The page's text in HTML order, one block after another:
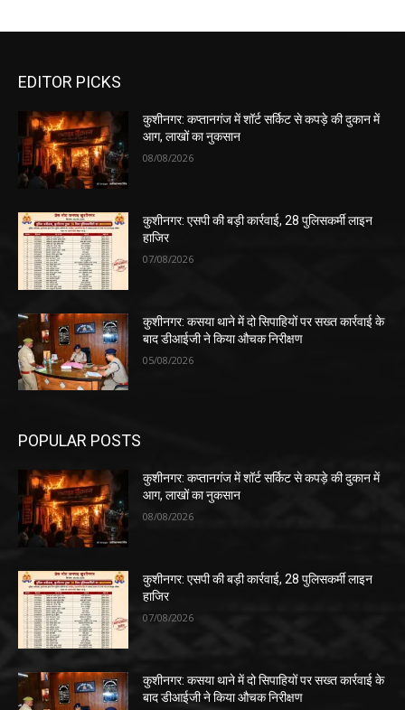
EDITOR PICKS
कुशीनगर: कप्तानगंज में शॉर्ट सर्किट से कपड़े की दुकान में
आग, लाखों का नुकसान
08/08/2026
कुशीनगर: एसपी की बड़ी कार्रवाई, 28 पुलिसकर्मी लाइन
हाजिर
07/08/2026
कुशीनगर: कसया थाने में दो सिपाहियों पर सख्त कार्रवाई के
बाद डीआईजी ने किया औचक निरीक्षण
05/08/2026
POPULAR POSTS
कुशीनगर: कप्तानगंज में शॉर्ट सर्किट से कपड़े की दुकान में
आग, लाखों का नुकसान
08/08/2026
कुशीनगर: एसपी की बड़ी कार्रवाई, 28 पुलिसकर्मी लाइन
हाजिर
07/08/2026
कुशीनगर: कसया थाने में दो सिपाहियों पर सख्त कार्रवाई के
बाद डीआईजी ने किया औचक निरीक्षण